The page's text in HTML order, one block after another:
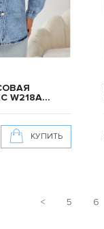
W218A...
КУПИТЬ
< 5 6